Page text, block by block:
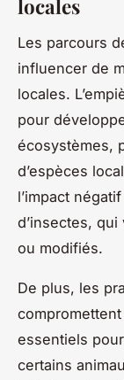
locales
Les parcours
influencer de
locales.
pour
écosystèmes,
d’espèces
l’impact
d’insectes,
ou modifiés.
De plus, les
essentiels
certains